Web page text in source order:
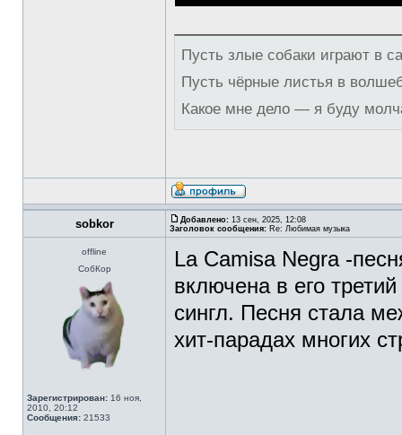
Пусть злые собаки играют в
Пусть чёрные листья в
Какое мне дело — я буду
sobkor Добавлено: 13 сен, 2025, 12:08
Заголовок сообщения: Re: Любимая музыка
offline
СобКор
Зарегистрирован: 16 ноя,
2010, 20:12
Сообщения: 21533
La Camisa Negra -
включена в его
сингл. Песня стала
хит-парадах многих